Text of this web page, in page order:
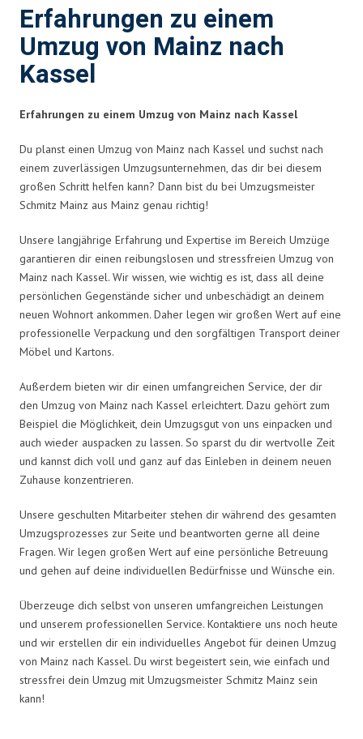
Erfahrungen zu einem
Umzug von Mainz nach
Kassel
Erfahrungen zu einem Umzug von Mainz nach Kassel
Du planst einen Umzug von Mainz nach Kassel und suchst nach
einem zuverlässigen Umzugsunternehmen, das dir bei diesem
großen Schritt helfen kann? Dann bist du bei Umzugsmeister
Schmitz Mainz aus Mainz genau richtig!
Unsere langjährige Erfahrung und Expertise im Bereich Umzüge
garantieren dir einen reibungslosen und stressfreien Umzug von
Mainz nach Kassel. Wir wissen, wie wichtig es ist, dass all deine
persönlichen Gegenstände sicher und unbeschädigt an deinem
neuen Wohnort ankommen. Daher legen wir großen Wert auf eine
professionelle Verpackung und den sorgfältigen Transport deiner
Möbel und Kartons.
Außerdem bieten wir dir einen umfangreichen Service, der dir
den Umzug von Mainz nach Kassel erleichtert. Dazu gehört zum
Beispiel die Möglichkeit, dein Umzugsgut von uns einpacken und
auch wieder auspacken zu lassen. So sparst du dir wertvolle Zeit
und kannst dich voll und ganz auf das Einleben in deinem neuen
Zuhause konzentrieren.
Unsere geschulten Mitarbeiter stehen dir während des gesamten
Umzugsprozesses zur Seite und beantworten gerne all deine
Fragen. Wir legen großen Wert auf eine persönliche Betreuung
und gehen auf deine individuellen Bedürfnisse und Wünsche ein.
Überzeuge dich selbst von unseren umfangreichen Leistungen
und unserem professionellen Service. Kontaktiere uns noch heute
und wir erstellen dir ein individuelles Angebot für deinen Umzug
von Mainz nach Kassel. Du wirst begeistert sein, wie einfach und
stressfrei dein Umzug mit Umzugsmeister Schmitz Mainz sein
kann!